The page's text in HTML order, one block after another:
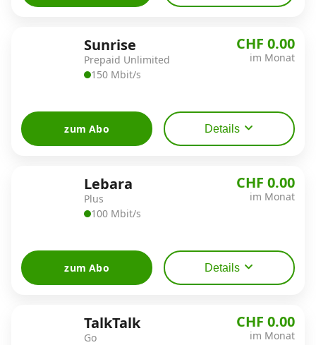
AGB·Impressum
Sunrise
Prepaid Unlimited
150 Mbit/s
CHF 0.00
im Monat
zum Abo Details
Lebara
Plus
100 Mbit/s
CHF 0.00
im Monat
zum Abo Details
TalkTalk
Go
CHF 0.00
im Monat